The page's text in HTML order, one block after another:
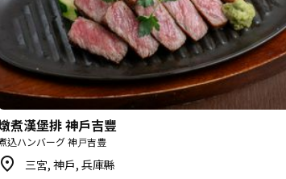
煮漢堡排 神戶吉豐
込ハンバーグ 神戸吉豊
三宮, 神戶, 兵庫縣